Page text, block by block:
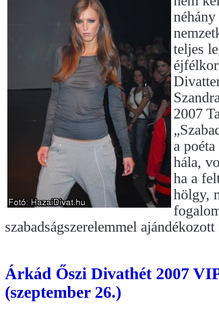
teljes
2007
a
hála,
ha a
hölgy,
szabadságszerelemmel
Árkád Őszi Divathét 2007
(szeptember 26.)